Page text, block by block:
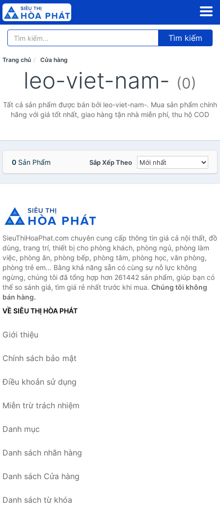
Tìm kiếm
Trang chủ Cửa hàng
leo-viet-nam- (0)
Tất cả sản phẩm được bán bởi leo-viet-nam-. Mua sản phẩm chính
hãng với giá tốt nhất, giao hàng tận nhà miễn phí, thu hộ COD
0 Sản Phẩm Sắp Xếp Theo
SieuThiHoaPhat.com chuyên cung cấp thông tin giá cả nội thất, đồ
dùng, trang trí, thiết bị cho phòng khách, phòng ngủ, phòng làm
việc, phòng ăn, phòng bếp, phòng tắm, phòng học, văn phòng,
phòng trẻ em... Bằng khả năng sẵn có cùng sự nỗ lực không
ngừng, chúng tôi đã tổng hợp hơn 261442 sản phẩm, giúp bạn có
thể so sánh giá, tìm giá rẻ nhất trước khi mua. Chúng tôi không
bán hàng.
VỀ SIÊU THỊ HÒA PHÁT
Giới thiệu
Chính sách bảo mật
Điều khoản sử dụng
Miễn trừ trách nhiệm
Danh mục
Danh sách nhãn hàng
Danh sách Cửa hàng
Danh sách từ khóa